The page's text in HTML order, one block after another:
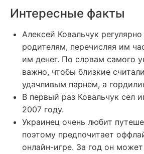
Интересные факты
Алексей Ковальчук
родителям, перечисляя им
им денег. По словам самого
важно, чтобы близкие
удачливым парнем, а
В первый раз Ковальчук сел
2007 году.
Украинец очень любит
поэтому предпочитает
онлайн-игре. За год он